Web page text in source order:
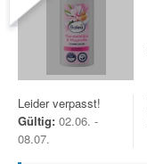
Leider verpasst!
Gültig: 02.06. -
08.07.